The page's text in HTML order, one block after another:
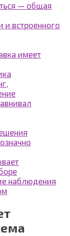
— общая
и встроенного
имеет
наблюдения